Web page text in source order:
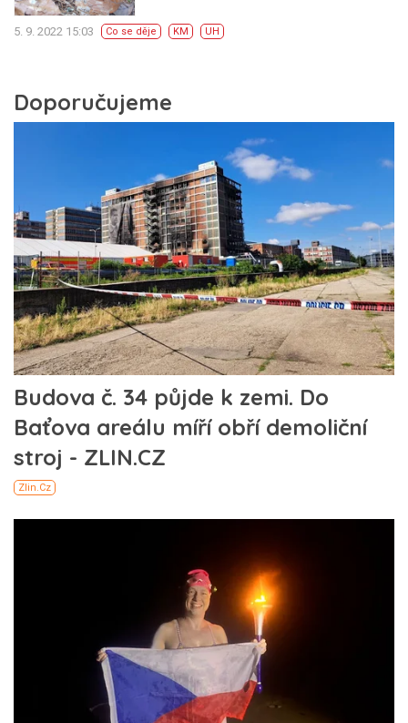
5. 9. 2022 15:03 Co se děje KM UH